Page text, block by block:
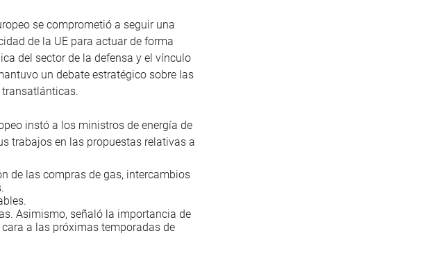
se comprometió a seguir una
de la UE para actuar de forma
del sector de la defensa y el vínculo
un debate estratégico sobre las
instó a los ministros de energía de
trabajos en las propuestas relativas a
de las compras de gas, intercambios
Asimismo, señaló la importancia de
a las próximas temporadas de